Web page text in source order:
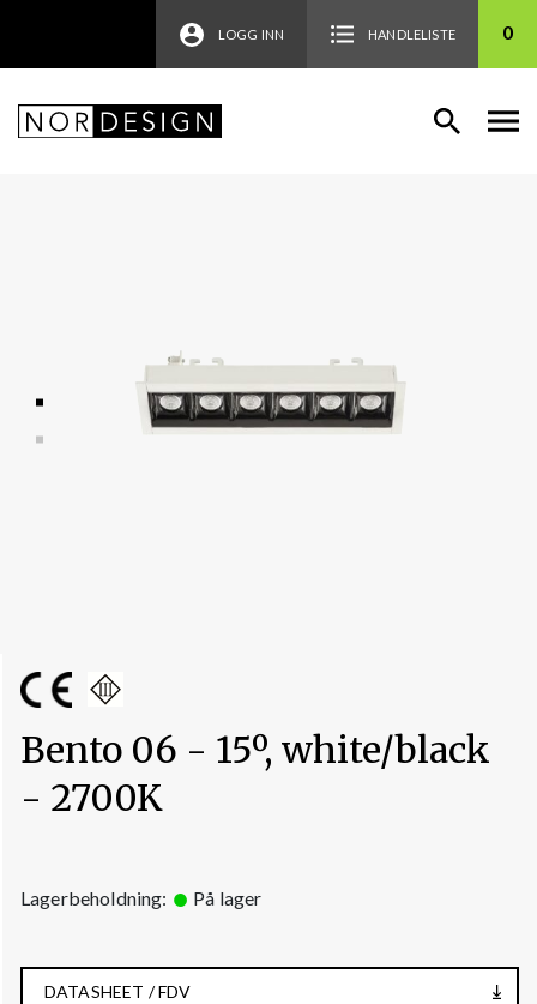
LOGG INN HANDLELISTE 0
Bento 06 - 15º, white/black
- 2700K
Lagerbeholdning: På lager
DATASHEET / FDV